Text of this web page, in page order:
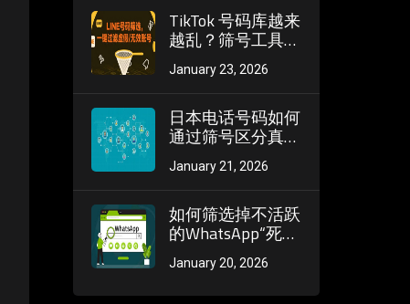
TikTok 号码库越来
越乱？筛号工具帮
你清理无效、停用
和重复 ID
January 23, 2026
日本电话号码如何
通过筛号区分真实
活跃与僵尸号？跨
境营销避坑指南
January 21, 2026
如何筛选掉不活跃
的WhatsApp“死
号”？关键看“头
像”和“关于”是否
长期未更新
January 20, 2026